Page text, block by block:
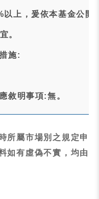
以上，爰依本基金公開
。
施:
敘明事項:無。
所屬市場別之規定申
如有虛偽不實，均由